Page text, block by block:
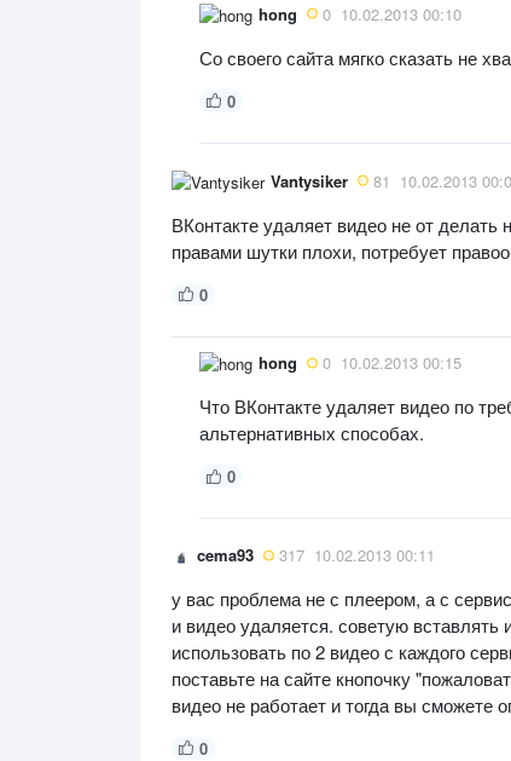
hong 0 10.02.2013 00:10
Со своего сайта мягко сказать не
0
Vantysiker 81 10.02.2013
ВКонтакте удаляет видео не от делать
правами шутки плохи, потребует
0
hong 0 10.02.2013 00:15
Что ВКонтакте удаляет видео по
альтернативных способах.
0
cema93 317 10.02.2013 00:11
у вас проблема не с плеером, а с
и видео удаляется. советую вставлять
использовать по 2 видео с каждого
поставьте на сайте кнопочку
видео не работает и тогда вы сможете
0